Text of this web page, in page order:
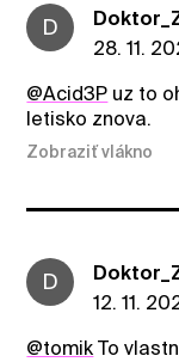
D
28. 11.
@Acid3P uz to
letisko znova.
Zobraziť vlákno
D
12. 11.
@tomik To